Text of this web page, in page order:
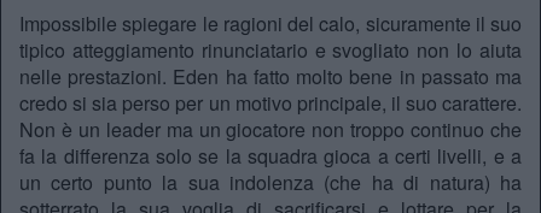
Impossibile spiegare le ragioni del calo, sicuramente il suo
tipico atteggiamento rinunciatario e svogliato non lo aiuta
nelle prestazioni. Eden ha fatto molto bene in passato ma
credo si sia perso per un motivo principale, il suo carattere.
Non è un leader ma un giocatore non troppo continuo che
fa la differenza solo se la squadra gioca a certi livelli, e a
un certo punto la sua indolenza (che ha di natura) ha